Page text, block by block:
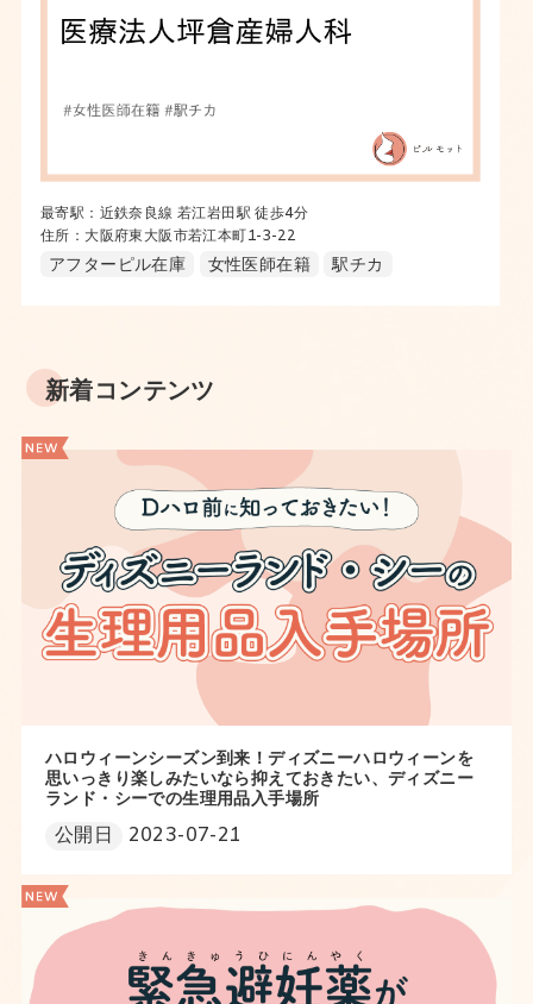
最寄駅：近鉄奈良線 若江岩田駅 徒歩4分
住所：大阪府東大阪市若江本町1-3-22
アフターピル在庫 女性医師在籍 駅チカ
新着コンテンツ
ハロウィーンシーズン到来！ディズニーハロウィーンを
思いっきり楽しみたいなら抑えておきたい、ディズニー
ランド・シーでの生理用品入手場所
公開日 2023-07-21